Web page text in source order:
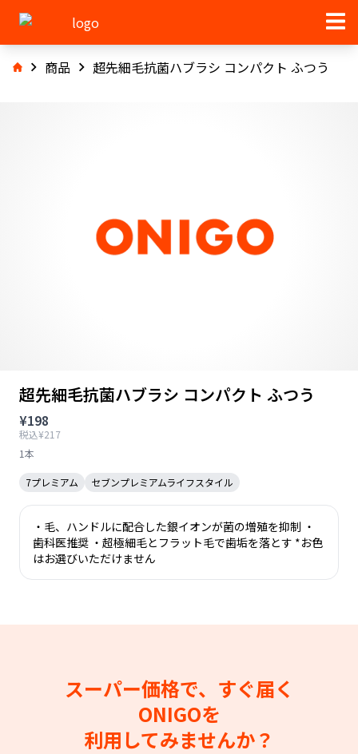
商品 超先細毛抗菌ハブラシ コンパクト ふつう
超先細毛抗菌ハブラシ コンパクト ふつう
¥198
税込¥217
1本
7プレミアム セブンプレミアムライフスタイル
・毛、ハンドルに配合した銀イオンが菌の増殖を抑制 ・
歯科医推奨 ・超極細毛とフラット毛で歯垢を落とす *お色
はお選びいただけません
スーパー価格で、すぐ届く
ONIGOを
利用してみませんか？